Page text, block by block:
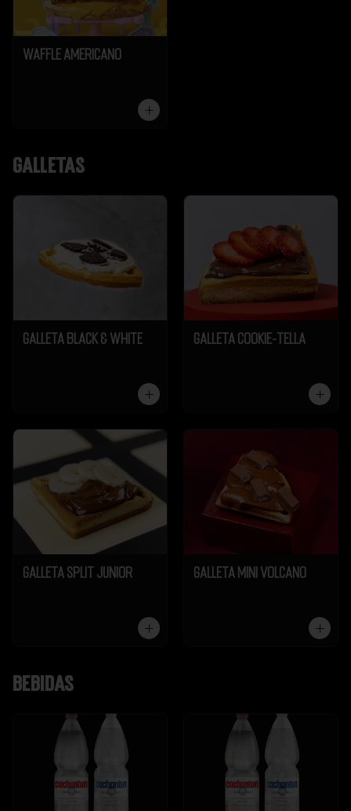
Waffle Americano
Galletas
Galleta Black & White Galleta Cookie-Tella
Galleta Split Junior Galleta Mini Volcano
Bebidas